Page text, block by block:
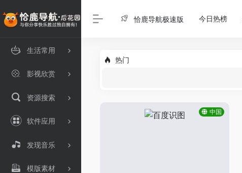
生活常用
影视欣赏
资源搜索
软件应用
发现音乐
模版素材
恰鹿导航极速版 今日热榜
热门
中国